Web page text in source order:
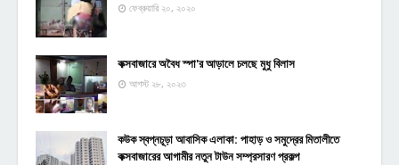
ফেব্রুয়ারি ২০, ২০২০
কক্সবাজারে অবৈধ স্পা'র আড়ালে চলছে মুধু বিলাস
আগস্ট ২৮, ২০২৩
কউক স্বপ্নচূড়া আবাসিক এলাকা: পাহাড় ও সমুদ্রের মিতালীতে
কক্সবাজারের আগামীর নতুন টাউন সম্প্রসারণ প্রকল্প